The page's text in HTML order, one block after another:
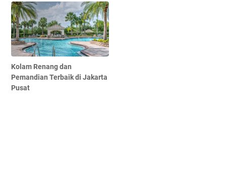
Kolam Renang dan
Pemandian Terbaik di Jakarta
Pusat